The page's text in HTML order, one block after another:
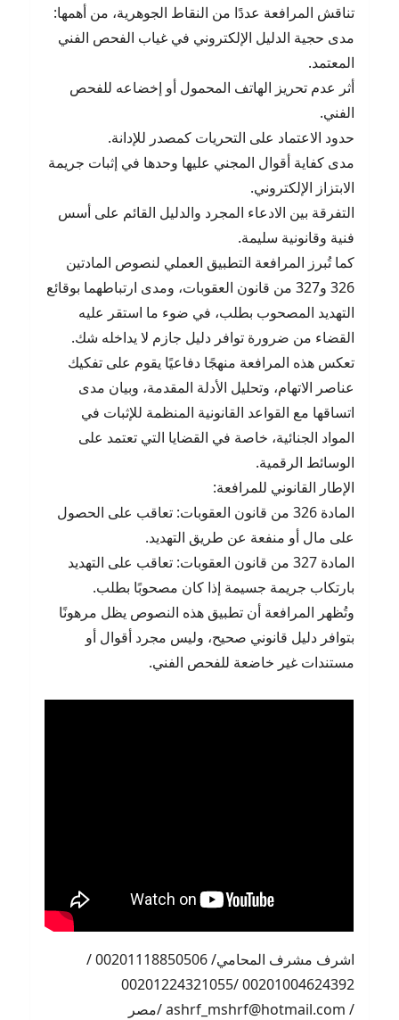
تناقش المرافعة عددًا من النقاط الجوهرية، من أهمها:
مدى حجية الدليل الإلكتروني في غياب الفحص الفني
المعتمد.
أثر عدم تحريز الهاتف المحمول أو إخضاعه للفحص
الفني.
حدود الاعتماد على التحريات كمصدر للإدانة.
مدى كفاية أقوال المجني عليها وحدها في إثبات جريمة
الابتزاز الإلكتروني.
التفرقة بين الادعاء المجرد والدليل القائم على أسس
فنية وقانونية سليمة.
كما تُبرز المرافعة التطبيق العملي لنصوص المادتين
326 و327 من قانون العقوبات، ومدى ارتباطهما بوقائع
التهديد المصحوب بطلب، في ضوء ما استقر عليه
القضاء من ضرورة توافر دليل جازم لا يداخله شك.
تعكس هذه المرافعة منهجًا دفاعيًا يقوم على تفكيك
عناصر الاتهام، وتحليل الأدلة المقدمة، وبيان مدى
اتساقها مع القواعد القانونية المنظمة للإثبات في
المواد الجنائية، خاصة في القضايا التي تعتمد على
الوسائط الرقمية.
الإطار القانوني للمرافعة:
المادة 326 من قانون العقوبات: تعاقب على الحصول
على مال أو منفعة عن طريق التهديد.
المادة 327 من قانون العقوبات: تعاقب على التهديد
بارتكاب جريمة جسيمة إذا كان مصحوبًا بطلب.
وتُظهر المرافعة أن تطبيق هذه النصوص يظل مرهونًا
بتوافر دليل قانوني صحيح، وليس مجرد أقوال أو
مستندات غير خاضعة للفحص الفني.
اشرف مشرف المحامي/ 00201118850506 /
00201004624392 /00201224321055
/ ashrf_mshrf@hotmail.com /مصر